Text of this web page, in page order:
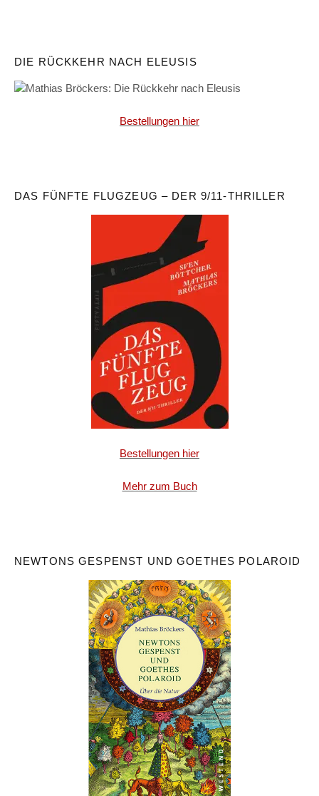
DIE RÜCKKEHR NACH ELEUSIS
Bestellungen hier
DAS FÜNFTE FLUGZEUG – DER 9/11-THRILLER
Bestellungen hier
Mehr zum Buch
NEWTONS GESPENST UND GOETHES POLAROID